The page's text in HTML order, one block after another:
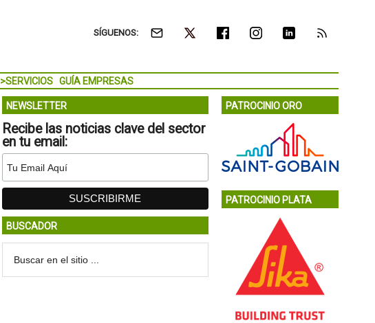
SÍGUENOS:
>SERVICIOS GUÍA EMPRESAS
NEWSLETTER
Recibe las noticias clave del sector
en tu email:
BUSCADOR
PATROCINIO ORO
PATROCINIO PLATA